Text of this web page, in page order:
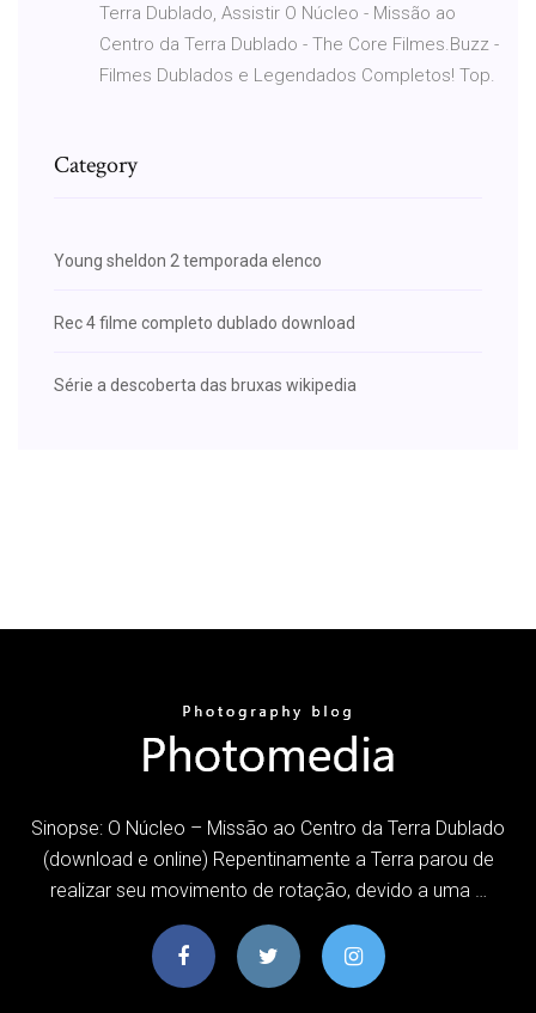
Terra Dublado, Assistir O Núcleo - Missão ao
Centro da Terra Dublado - The Core Filmes.Buzz -
Filmes Dublados e Legendados Completos! Top.
Category
Young sheldon 2 temporada elenco
Rec 4 filme completo dublado download
Série a descoberta das bruxas wikipedia
Sinopse: O Núcleo – Missão ao Centro da Terra Dublado
(download e online) Repentinamente a Terra parou de
realizar seu movimento de rotação, devido a uma …